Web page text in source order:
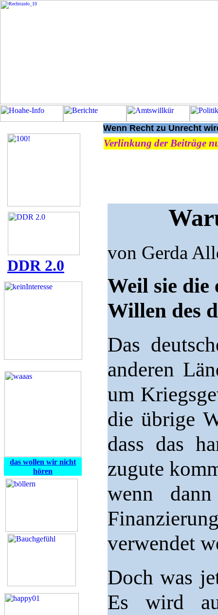
DDR 2.0
das wollen wir nicht
hören
Wenn Recht zu Unrecht
Verlinkung der Beiträge
von Gerda
Weil sie die
Willen des
Das
anderen
um
die übrige
dass das
zugute
wenn
verwendet
Doch was
Es wird